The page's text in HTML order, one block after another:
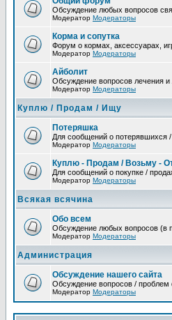
Обсуждение любых вопросов
Модератор Модераторы
Корма и сопутка
Форум о кормах, аксессуарах,
Модератор Модераторы
Айболит
Обсуждение вопросов лечения и
Модератор Модераторы
Куплю / Продам / Ищу
Потеряшка
Для сообщений о потерявшихся
Модератор Модераторы
Куплю - Продам / Возьму -
Для сообщений о покупке /
Модератор Модераторы
Всякая всячина
Обо всем
Обсуждение любых вопросов (в
Модератор Модераторы
Администрация
Обсуждение нашего сайта
Обсуждение вопросов /
Модератор Модераторы